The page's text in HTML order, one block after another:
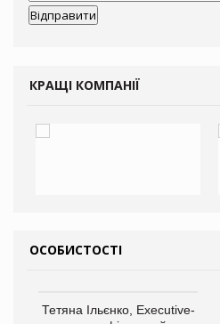
КРАЩІ КОМПАНІЇ
ОСОБИСТОСТІ
Тетяна Ільєнко, Executive-